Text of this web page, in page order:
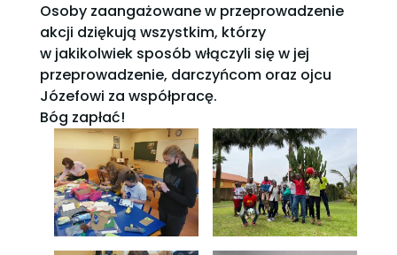
Osoby zaangażowane w przeprowadzenie
akcji dziękują wszystkim, którzy
w jakikolwiek sposób włączyli się w jej
przeprowadzenie, darczyńcom oraz ojcu
Józefowi za współpracę.
Bóg zapłać!